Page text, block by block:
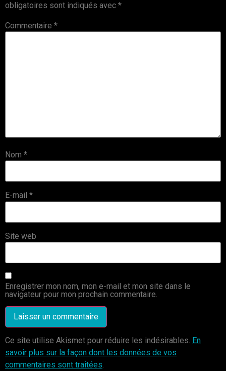
obligatoires sont indiqués avec *
Commentaire *
Nom *
E-mail *
Site web
Enregistrer mon nom, mon e-mail et mon site dans le
navigateur pour mon prochain commentaire.
Ce site utilise Akismet pour réduire les indésirables. En
savoir plus sur la façon dont les données de vos
commentaires sont traitées.